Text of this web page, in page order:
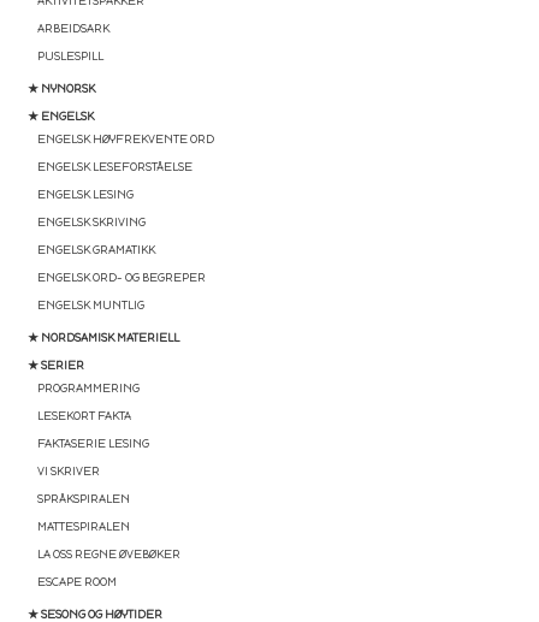
ARBEIDSARK
PUSLESPILL
★ NYNORSK
★ ENGELSK
ENGELSK HØYFREKVENTE ORD
ENGELSK LESEFORSTÅELSE
ENGELSK LESING
ENGELSK SKRIVING
ENGELSK GRAMATIKK
ENGELSK ORD- OG BEGREPER
ENGELSK MUNTLIG
★ NORDSAMISK MATERIELL
★ SERIER
PROGRAMMERING
LESEKORT FAKTA
FAKTASERIE LESING
VI SKRIVER
SPRÅKSPIRALEN
MATTESPIRALEN
LA OSS REGNE ØVEBØKER
ESCAPE ROOM
★ SESONG OG HØYTIDER